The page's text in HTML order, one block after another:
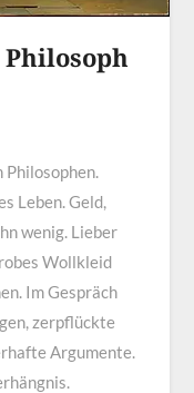
Leben. Geld,
wenig. Lieber
Wollkleid
Im Gespräch
zerpflückte
Argumente.